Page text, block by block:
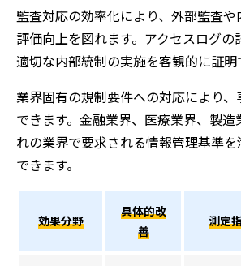
監査対応の効率化により、外部監査
評価向上を図れます。アクセスログの
適切な内部統制の実施を客観的に証明
業界固有の規制要件への対応により
できます。金融業界、医療業界、製造
れの業界で要求される情報管理基準
できます。
効果分野
具体的改
善
測定